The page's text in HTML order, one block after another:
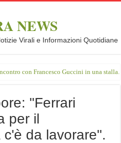
NEWS
Virali e Informazioni Quotidiane
con Francesco Guccini in una
"Ferrari
per il
da lavorare".